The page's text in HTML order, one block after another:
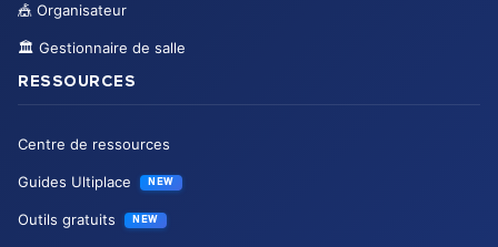
🎪 Organisateur
🏛️ Gestionnaire de salle
RESSOURCES
Centre de ressources
Guides Ultiplace NEW
Outils gratuits NEW